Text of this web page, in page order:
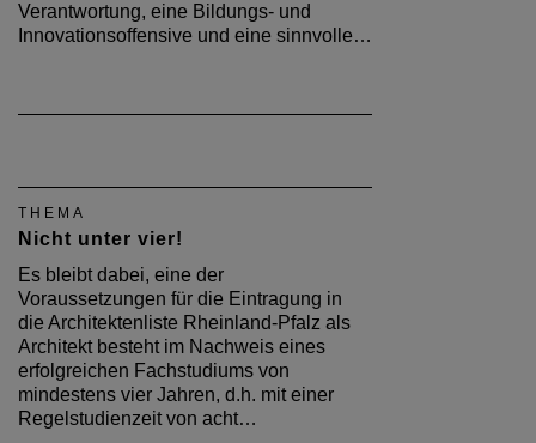
Verantwortung, eine Bildungs- und
Innovationsoffensive und eine sinnvolle…
THEMA
Nicht unter vier!
Es bleibt dabei, eine der
Voraussetzungen für die Eintragung in
die Architektenliste Rheinland-Pfalz als
Architekt besteht im Nachweis eines
erfolgreichen Fachstudiums von
mindestens vier Jahren, d.h. mit einer
Regelstudienzeit von acht…